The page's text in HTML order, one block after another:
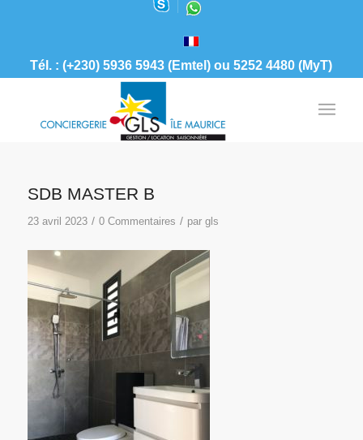
Tél. : (+230) 5936 5943 (Emtel) ou 5252 4480 (MyT)
SDB MASTER B
23 avril 2023 / 0 Commentaires / par gls